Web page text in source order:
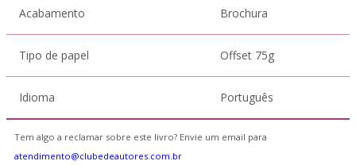
Acabamento Brochura
Tipo de papel Offset 75g
Idioma Português
Tem algo a reclamar sobre este livro? Envie um email para
atendimento@clubedeautores.com.br